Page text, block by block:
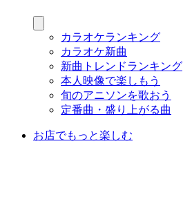
カラオケランキング
カラオケ新曲
新曲トレンドランキング
本人映像で楽しもう
旬のアニソンを歌おう
定番曲・盛り上がる曲
お店でもっと楽しむ